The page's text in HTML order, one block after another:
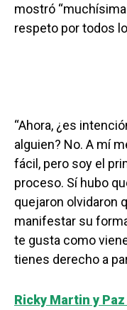
mostró
respeto por todos
“Ahora, ¿es
alguien? No. A mí
fácil, pero soy el
proceso. Sí hubo
quejaron olvidaron
manifestar su
te gusta como
tienes derecho a
Ricky Martin y